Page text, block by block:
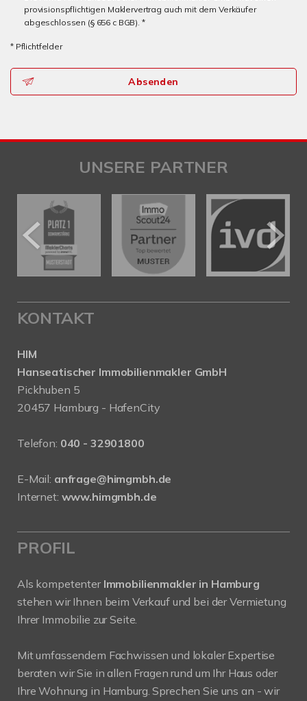
provisionspflichtigen Maklervertrag auch mit dem Verkäufer
abgeschlossen (§ 656 c BGB). *
* Pflichtfelder
Absenden
UNSERE PARTNER
KONTAKT
HIM
Hanseatischer Immobilienmakler GmbH
Pickhuben 5
20457 Hamburg - HafenCity
Telefon: 040 - 32901800
E-Mail: anfrage@himgmbh.de
Internet: www.himgmbh.de
PROFIL
Als kompetenter Immobilienmakler in Hamburg
stehen wir Ihnen beim Verkauf und bei der Vermietung
Ihrer Immobilie zur Seite.
Mit umfassendem Fachwissen und lokaler Expertise
beraten wir Sie in allen Fragen rund um Ihr Haus oder
Ihre Wohnung in Hamburg. Sprechen Sie uns an - wir